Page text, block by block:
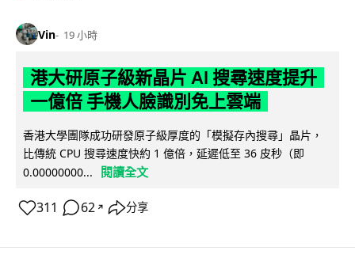
Vin 19 小時
港大研原子級新晶片 AI 搜尋速度提升
一億倍 手機人臉識別免上雲端
香港大學團隊成功研發原子級厚度的「模擬存內搜尋」晶片，
比傳統 CPU 搜尋速度快約 1 億倍，延遲低至 36 皮秒（即
0.00000000...
閱讀全文
311 62 ↗ 分享